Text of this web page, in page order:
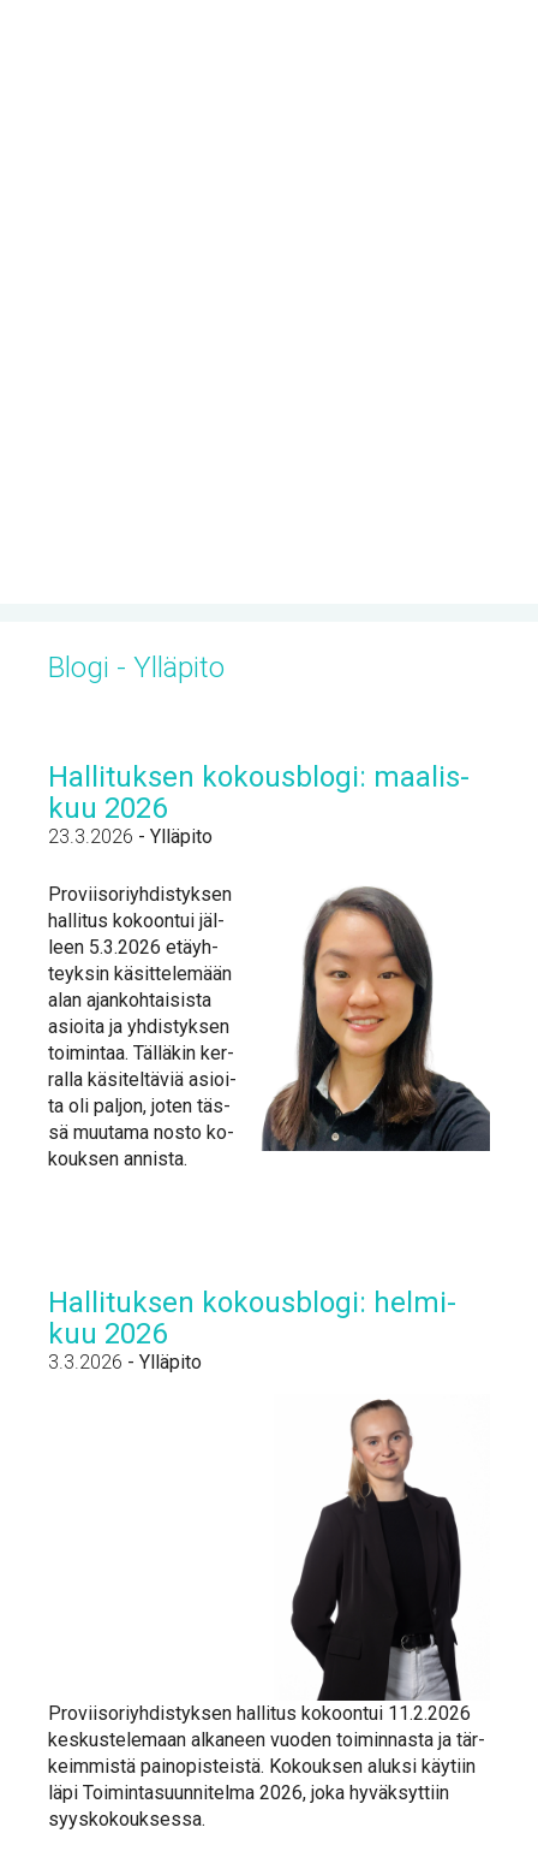
Blo­gi - Yl­lä­pi­to
Hal­li­tuk­sen ko­kous­blo­gi: maa­lis­
kuu 2026
23.3.2026 - Ylläpito
Pro­vii­so­riyh­dis­tyk­sen
hal­li­tus ko­koon­tui jäl­
leen 5.3.2026 etäyh­
teyk­sin kä­sit­te­le­mään
alan ajan­koh­tai­sis­ta
asioi­ta ja yh­dis­tyk­sen
toi­min­taa. Täl­lä­kin ker­
ral­la kä­si­tel­tä­viä asioi­
ta oli pal­jon, jo­ten täs­
sä muu­ta­ma nos­to ko­
kouk­sen an­nis­ta.
Hal­li­tuk­sen ko­kous­blo­gi: hel­mi­
kuu 2026
3.3.2026 - Ylläpito
Pro­vii­so­riyh­dis­tyk­sen hal­li­tus ko­koon­tui 11.2.2026
kes­kus­te­le­maan al­ka­neen vuo­den toi­min­nas­ta ja tär­
keim­mis­tä pain­opis­teis­tä. Ko­kouk­sen aluk­si käy­tiin
lä­pi Toi­min­ta­suun­ni­tel­ma 2026, jo­ka hy­väk­syt­tiin
syys­ko­kouk­ses­sa.